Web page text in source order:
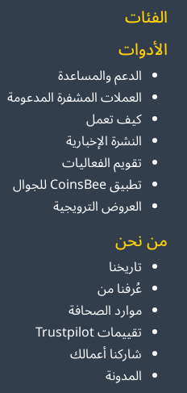
الفئات
الأدوات
الدعم والمساعدة
العملات المشفرة المدعومة
كيف تعمل
النشرة الإخبارية
تقويم الفعاليات
تطبيق CoinsBee للجوال
العروض الترويجية
من نحن
تاريخنا
عُرفنا من
موارد الصحافة
تقييمات Trustpilot
شاركنا أعمالك
المدونة